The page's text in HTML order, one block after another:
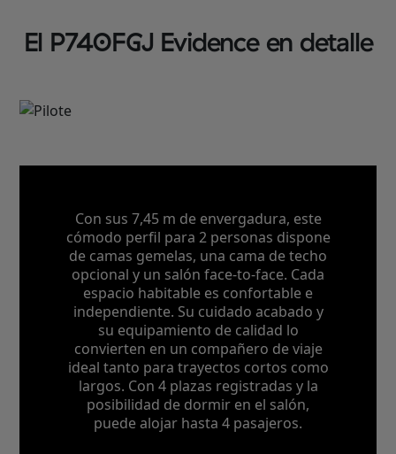
El P740FGJ Evidence en detalle
Con sus 7,45 m de envergadura, este
cómodo perfil para 2 personas dispone
de camas gemelas, una cama de techo
opcional y un salón face-to-face. Cada
espacio habitable es confortable e
independiente. Su cuidado acabado y
su equipamiento de calidad lo
convierten en un compañero de viaje
ideal tanto para trayectos cortos como
largos. Con 4 plazas registradas y la
posibilidad de dormir en el salón,
puede alojar hasta 4 pasajeros.